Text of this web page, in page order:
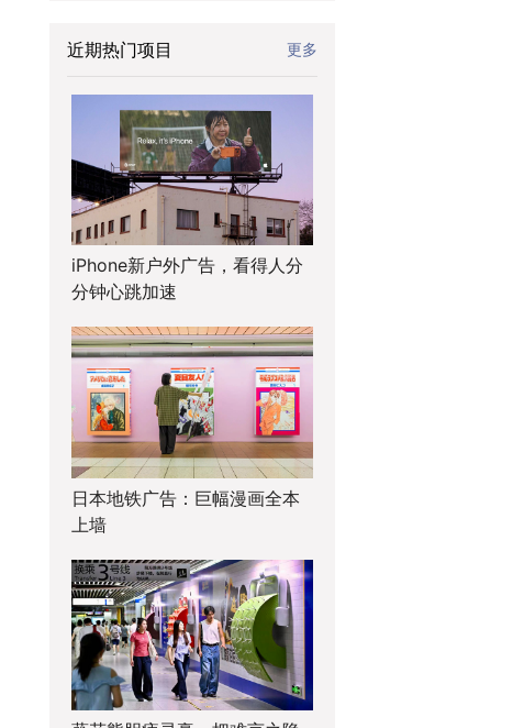
近期热门项目 更多
iPhone新户外广告，看得人分
分钟心跳加速
日本地铁广告：巨幅漫画全本
上墙